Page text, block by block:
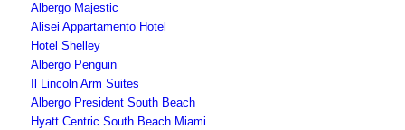
Albergo Majestic
Alisei Appartamento Hotel
Hotel Shelley
Albergo Penguin
Il Lincoln Arm Suites
Albergo President South Beach
Hyatt Centric South Beach Miami